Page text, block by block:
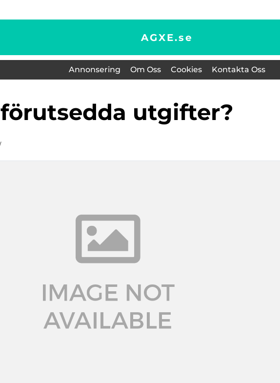
AGXE.se
Annonsering Om Oss Cookies Kontakta Oss
Oförutsedda utgifter?